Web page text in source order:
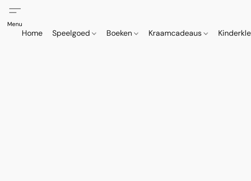
Home Speelgoed Boeken Kraamcadeaus